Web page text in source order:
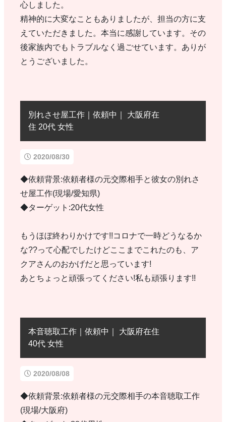
心しました。
精神的に大変なこともありましたが、担当の方に支
えていただきました。本当に感謝しています。その
後家族内でもトラブルなく過ごせています。ありが
とうございました。
別れさせ屋工作｜依頼中｜ 大阪府在
住 20代 女性
2020/08/30
◆依頼背景:依頼者様の元交際相手と彼女の別れさ
せ屋工作(現場/愛知県)
◆ターゲット:20代女性
もうほぼ終わりかけです!!コロナで一時どうなるか
な??って心配でしたけどここまでこれたのも、ア
クアさんのおかげだと思っています!
あとちょっと頑張ってください!私も頑張ります!!
本音聴取工作｜依頼中｜ 大阪府在住
40代 女性
2020/08/08
◆依頼背景:依頼者様の元交際相手の本音聴取工作
(現場/大阪府)